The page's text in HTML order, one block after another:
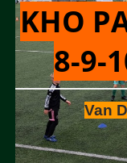
KHO
8-9-
Van